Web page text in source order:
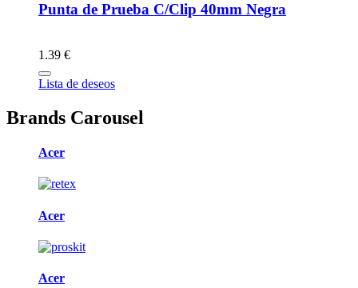
Punta de Prueba C/Clip 40mm Negra
1.39 €
Lista de deseos
Brands Carousel
Acer
Acer
Acer